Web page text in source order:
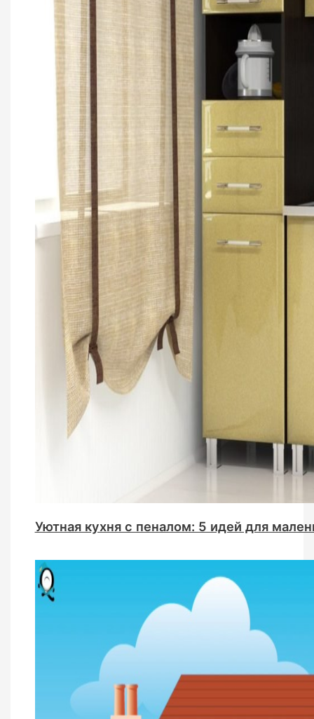
Уютная кухня с пеналом: 5 идей для